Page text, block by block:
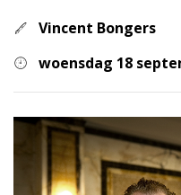
Vincent Bongers
woensdag 18